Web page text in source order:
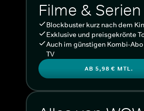
Filme & Serien
Blockbuster kurz nach dem
Exklusive und preisgekrönte
Auch im günstigen Kombi-
TV
AB 5,98 € MTL.